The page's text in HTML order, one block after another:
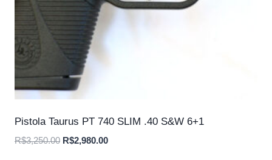
Pistola Taurus PT 740 SLIM .40 S&W 6+1
R$3,250.00 O
R$2,980.00O